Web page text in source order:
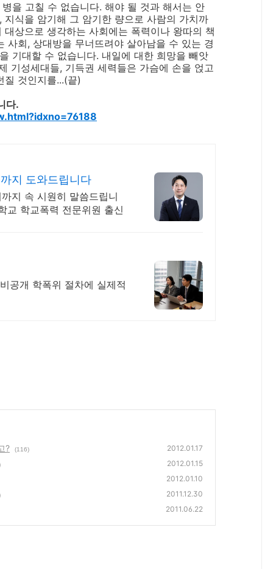
을 고칠 수 없습니다. 해야 될 것과 해서는 안
식을 암기해 그 암기한 량으로 사람의 가치까
상으로 생각하는 사회에는 폭력이나 왕따의 책
사회, 상대방을 무너뜨려야 살아남을 수 있는 경
기대할 수 없습니다. 내일에 대한 희망을 빼앗
기성세대들, 기득권 세력들은 가슴에 손을 얹고
질 것인지를...(끝)
다.
지 도와드립니다
지 속 시원히 말씀드립니
교 학교폭력 전문위원 출신
공개 학폭위 절차에 실제적
? (116) 2012.01.17
2012.01.15
2012.01.10
2011.12.30
2011.06.22